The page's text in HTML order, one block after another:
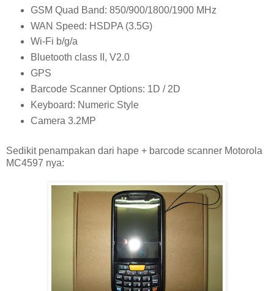
GSM Quad Band: 850/900/1800/1900 MHz
WAN Speed: HSDPA (3.5G)
Wi-Fi b/g/a
Bluetooth class II, V2.0
GPS
Barcode Scanner Options: 1D / 2D
Keyboard: Numeric Style
Camera 3.2MP
Sedikit penampakan dari hape + barcode scanner Motorola
MC4597 nya: